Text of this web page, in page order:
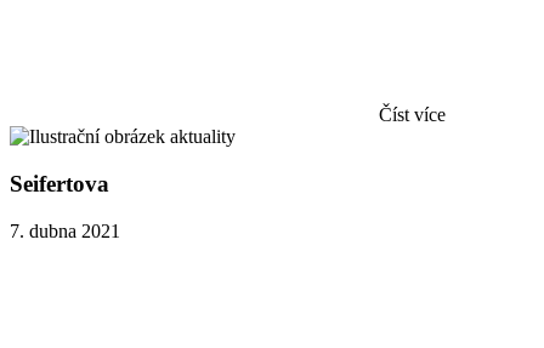
Číst více
Seifertova
7. dubna 2021